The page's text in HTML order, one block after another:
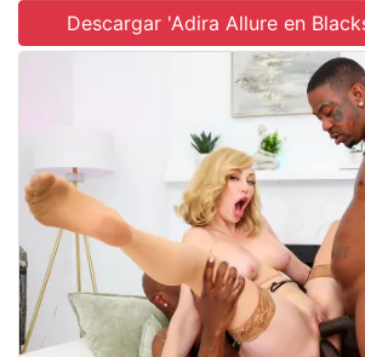
Descargar 'Adira Allure en